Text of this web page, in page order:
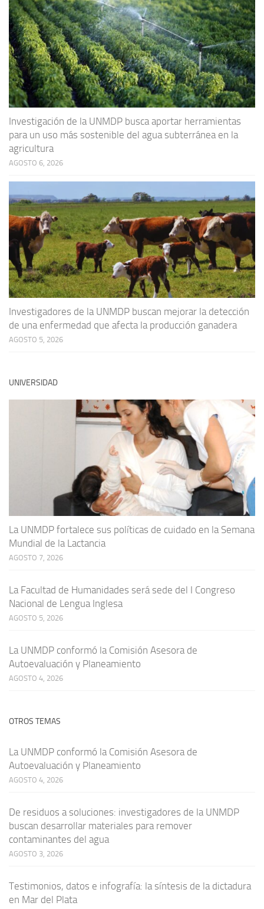
Investigación de la UNMDP busca aportar herramientas
para un uso más sostenible del agua subterránea en la
agricultura
AGOSTO 6, 2026
Investigadores de la UNMDP buscan mejorar la detección
de una enfermedad que afecta la producción ganadera
AGOSTO 5, 2026
UNIVERSIDAD
La UNMDP fortalece sus políticas de cuidado en la Semana
Mundial de la Lactancia
AGOSTO 7, 2026
La Facultad de Humanidades será sede del I Congreso
Nacional de Lengua Inglesa
AGOSTO 5, 2026
La UNMDP conformó la Comisión Asesora de
Autoevaluación y Planeamiento
AGOSTO 4, 2026
OTROS TEMAS
La UNMDP conformó la Comisión Asesora de
Autoevaluación y Planeamiento
AGOSTO 4, 2026
De residuos a soluciones: investigadores de la UNMDP
buscan desarrollar materiales para remover
contaminantes del agua
AGOSTO 3, 2026
Testimonios, datos e infografía: la síntesis de la dictadura
en Mar del Plata